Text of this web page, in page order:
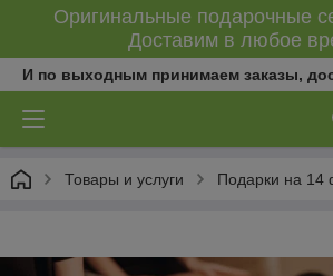
Оригинальные подарочные
Доставим в любое
И по выходным принимаем заказы,
Товары и услуги Подарки на 14